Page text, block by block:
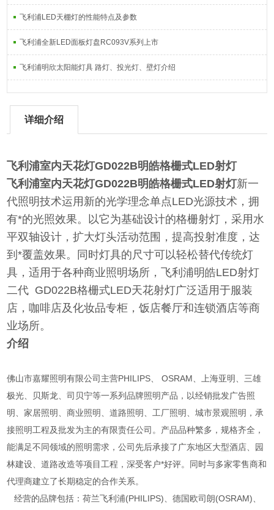
飞利浦LED天棚灯的性能特点及参数
飞利浦全新LED面板灯盘RC093V系列上市
飞利浦明欣太阳能灯具 路灯、投光灯、壁灯介绍
详细介绍
飞利浦室内天花灯GD022B明皓格栅式LED射灯
飞利浦室内天花灯GD022B明皓格栅式LED射灯新一
代照明技术运用新的光学理念单点LED光源技术，拥
有*的光照效果。以它为基础设计的格栅射灯，采用水
平双轴设计，扩大灯头活动范围，提高投射准度，达
到*覆盖效果。同时灯具的尺寸可以轻松替代传统灯
具，适用于各种商业照明场所，飞利浦明皓LED射灯
二代 GD022B格栅式LED天花射灯广泛适用于服装
店，咖啡店及化妆品专柜，饭店餐厅和连锁酒店等商
业场所。
介绍
佛山市嘉耀照明有限公司主营PHILIPS、 OSRAM、上海亚明、三雄
极光、贝斯龙、司贝宁等一系列品牌照明产品，以经销批发广告照
明、家居照明、商业照明、道路照明、工厂照明、城市景观照明，承
接照明工程及批发为主的有限责任公司。产品品种繁多，规格齐全，
能满足不同领域的照明需求，公司先后承接了广东地区大型酒店、园
林建设、道路改造等项目工程，深受客户*好评。同时与多家零售商和
代理商建立了长期稳定的合作关系。
经营的品牌包括：荷兰飞利浦(PHILIPS)、德国欧司朗(OSRAM)、